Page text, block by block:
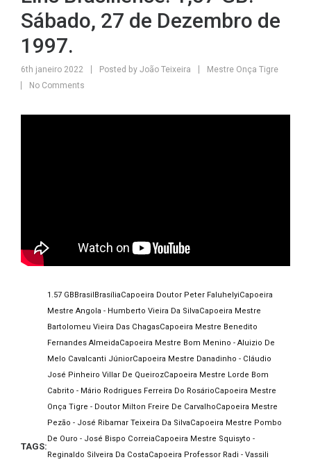
Sábado, 27 de Dezembro de
1997.
6th janeiro 2022 Posted by João Teixeira
Mestre Onça Tigre
No Comments
TAGS:
1.57 GB Brasil BrasíliaCapoeira Doutor Peter FaluhelyiCapoeira
Mestre Angola - Humberto Vieira Da SilvaCapoeira Mestre
Bartolomeu Vieira Das ChagasCapoeira Mestre Benedito
Fernandes AlmeidaCapoeira Mestre Bom Menino - Aluizio De
Melo Cavalcanti JúniorCapoeira Mestre Danadinho - Cláudio
José Pinheiro Villar De QueirozCapoeira Mestre Lorde Bom
Cabrito - Mário Rodrigues Ferreira Do RosárioCapoeira Mestre
Onça Tigre - Doutor Milton Freire De CarvalhoCapoeira Mestre
Pezão - José Ribamar Teixeira Da SilvaCapoeira Mestre Pombo
De Ouro - José Bispo CorreiaCapoeira Mestre Squisyto -
Reginaldo Silveira Da CostaCapoeira Professor Radi - Vassili